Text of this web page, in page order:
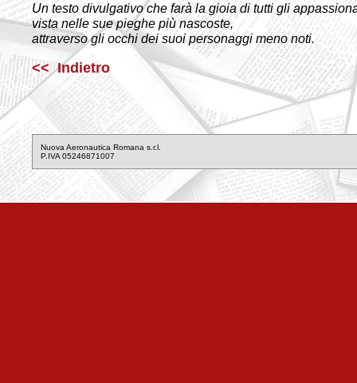
Un testo divulgativo che farà la gioia di tutti gli
vista nelle sue pieghe più nascoste,
attraverso gli occhi dei suoi personaggi meno noti.
<< Indietro
Nuova Aeronautica Romana s.r.l.
P.IVA 05246871007